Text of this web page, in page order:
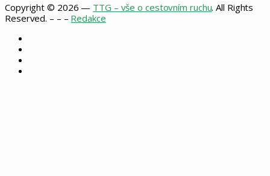
Copyright © 2026 — TTG – vše o cestovním ruchu. All Rights
Reserved. – – – Redakce